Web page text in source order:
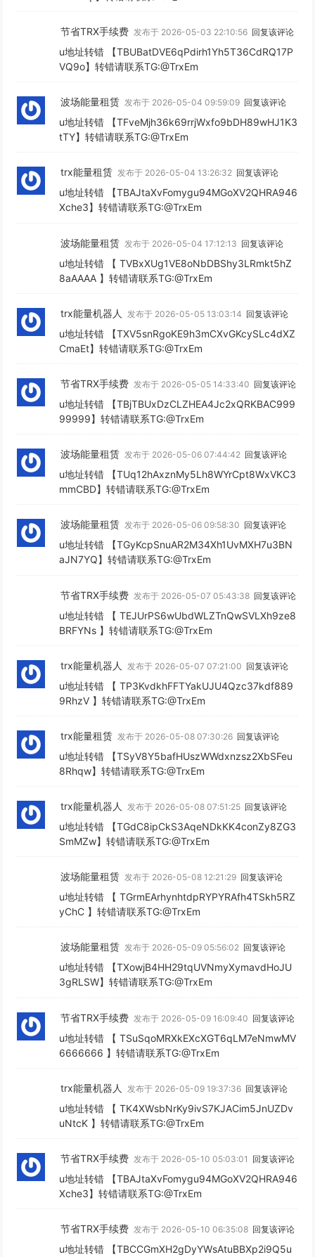
节省TRX手续费 发布于 2026-05-03 22:10:56 回复该评论
u地址转错 【TBUBatDVE6qPdirh1Yh5T36CdRQ17P
VQ9o】转错请联系TG:@TrxEm
波场能量租赁 发布于 2026-05-04 09:59:09 回复该评论
u地址转错 【TFveMjh36k69rrjWxfo9bDH89wHJ1K3
tTY】转错请联系TG:@TrxEm
trx能量租赁 发布于 2026-05-04 13:26:32 回复该评论
u地址转错 【TBAJtaXvFomygu94MGoXV2QHRA946
Xche3】转错请联系TG:@TrxEm
波场能量租赁 发布于 2026-05-04 17:12:13 回复该评论
u地址转错 【 TVBxXUg1VE8oNbDBShy3LRmkt5hZ
8aAAAA 】转错请联系TG:@TrxEm
trx能量机器人 发布于 2026-05-05 13:03:14 回复该评论
u地址转错 【TXV5snRgoKE9h3mCXvGKcySLc4dXZ
CmaEt】转错请联系TG:@TrxEm
节省TRX手续费 发布于 2026-05-05 14:33:40 回复该评论
u地址转错 【TBjTBUxDzCLZHEA4Jc2xQRKBAC999
99999】转错请联系TG:@TrxEm
波场能量租赁 发布于 2026-05-06 07:44:42 回复该评论
u地址转错 【TUq12hAxznMy5Lh8WYrCpt8WxVKC3
mmCBD】转错请联系TG:@TrxEm
波场能量租赁 发布于 2026-05-06 09:58:30 回复该评论
u地址转错 【TGyKcpSnuAR2M34Xh1UvMXH7u3BN
aJN7YQ】转错请联系TG:@TrxEm
节省TRX手续费 发布于 2026-05-07 05:43:38 回复该评论
u地址转错 【 TEJUrPS6wUbdWLZTnQwSVLXh9ze8
BRFYNs 】转错请联系TG:@TrxEm
trx能量机器人 发布于 2026-05-07 07:21:00 回复该评论
u地址转错 【 TP3KvdkhFFTYakUJU4Qzc37kdf889
9RhzV 】转错请联系TG:@TrxEm
trx能量租赁 发布于 2026-05-08 07:30:26 回复该评论
u地址转错 【TSyV8Y5bafHUszWWdxnzsz2XbSFeu
8Rhqw】转错请联系TG:@TrxEm
trx能量机器人 发布于 2026-05-08 07:51:25 回复该评论
u地址转错 【TGdC8ipCkS3AqeNDkKK4conZy8ZG3
SmMZw】转错请联系TG:@TrxEm
波场能量租赁 发布于 2026-05-08 12:21:29 回复该评论
u地址转错 【 TGrmEArhynhtdpRYPYRAfh4TSkh5RZ
yChC 】转错请联系TG:@TrxEm
波场能量租赁 发布于 2026-05-09 05:56:02 回复该评论
u地址转错 【TXowjB4HH29tqUVNmyXymavdHoJU
3gRLSW】转错请联系TG:@TrxEm
节省TRX手续费 发布于 2026-05-09 16:09:40 回复该评论
u地址转错 【 TSuSqoMRXkEXcXGT6qLM7eNmwMV
6666666 】转错请联系TG:@TrxEm
trx能量机器人 发布于 2026-05-09 19:37:36 回复该评论
u地址转错 【 TK4XWsbNrKy9ivS7KJACim5JnUZDv
uNtcK 】转错请联系TG:@TrxEm
节省TRX手续费 发布于 2026-05-10 05:03:01 回复该评论
u地址转错 【TBAJtaXvFomygu94MGoXV2QHRA946
Xche3】转错请联系TG:@TrxEm
节省TRX手续费 发布于 2026-05-10 06:35:08 回复该评论
u地址转错 【TBCCGmXH2gDyYWsAtuBBXp2i9Q5u